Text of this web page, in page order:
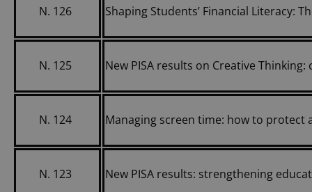
N. 126 Shaping Students’ Financial Literacy:
N. 125 New PISA results on Creative
N. 124 Managing screen time: how to
N. 123 New PISA results: strengthening